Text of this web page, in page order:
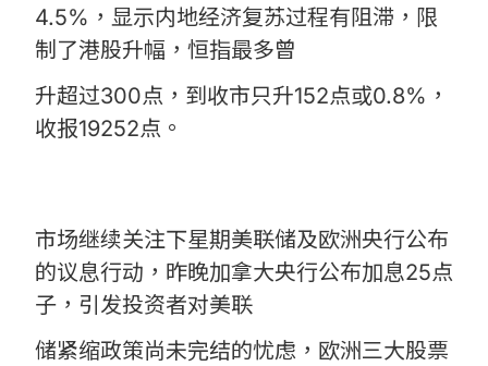
4.5%，显示内地经济复苏过程有阻滞，限
制了港股升幅，恒指最多曾
升超过300点，到收市只升152点或0.8%，
收报19252点。
市场继续关注下星期美联储及欧洲央行公布
的议息行动，昨晚加拿大央行公布加息25点
子，引发投资者对美联
储紧缩政策尚未完结的忧虑，欧洲三大股票